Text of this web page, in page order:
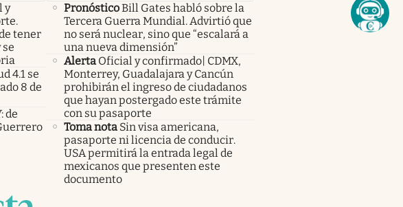
y
tener
4.1 se
8 de
de
PronósticoBill Gates habló sobre la
Tercera Guerra Mundial. Advirtió que
no será nuclear, sino que “escalará a
una nueva dimensión”
Alerta Oficial y confirmado| CDMX,
Monterrey, Guadalajara y Cancún
prohibirán el ingreso de ciudadanos
que hayan postergado este trámite
con su pasaporte
Toma nota Sin visa americana,
pasaporte ni licencia de conducir.
USA permitirá la entrada legal de
mexicanos que presenten este
documento